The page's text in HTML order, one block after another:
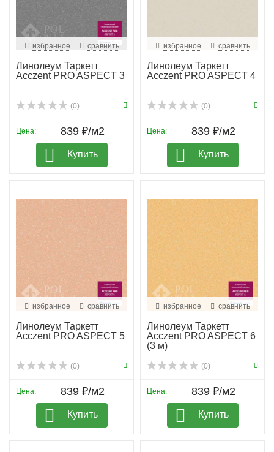
избранное сравнить
Линолеум Таркетт
Acczent PRO ASPECT 3
(0)
Цена: 839 ₽/м2
Купить
избранное сравнить
Линолеум Таркетт
Acczent PRO ASPECT 4
(0)
Цена: 839 ₽/м2
Купить
избранное сравнить
Линолеум Таркетт
Acczent PRO ASPECT 5
(0)
Цена: 839 ₽/м2
Купить
избранное сравнить
Линолеум Таркетт
Acczent PRO ASPECT 6
(3 м)
(0)
Цена: 839 ₽/м2
Купить